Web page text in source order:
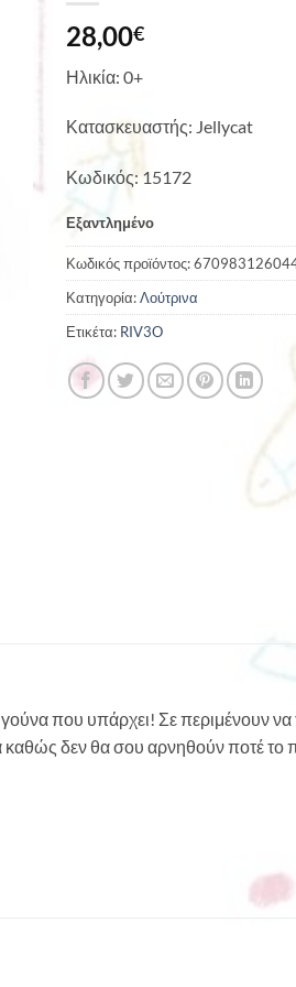
28,00€
Ηλικία: 0+
Κατασκευαστής: Jellycat
Κωδικός: 15172
Εξαντλημένο
Κωδικός προϊόντος:
Κατηγορία:Λούτρινα
Ετικέτα: RIV3O
που υπάρχει! Σε περιμένουν
καθώς δεν θα σου αρνηθούν ποτέ το